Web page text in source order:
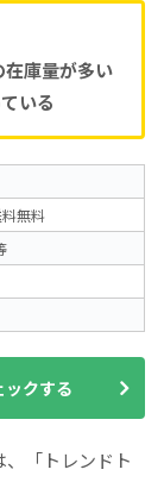
庫量が多い
いる
無料
ックする
、「トレンドト